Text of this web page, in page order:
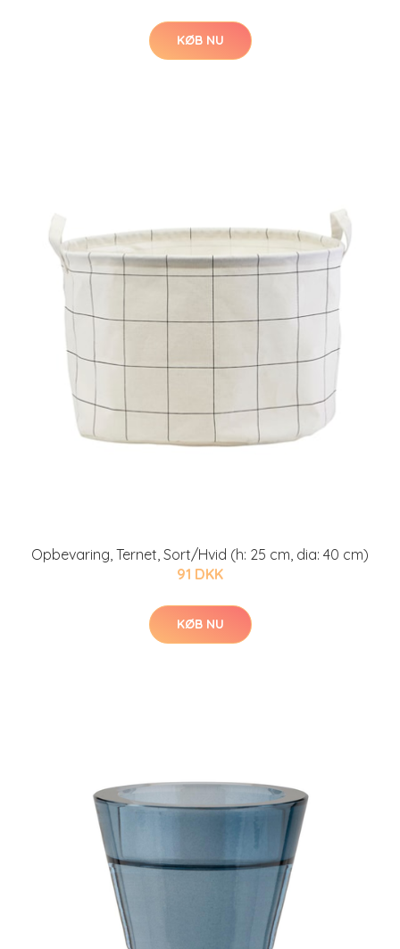
KØB NU
Opbevaring, Ternet, Sort/Hvid (h: 25 cm, dia: 40 cm)
91 DKK
KØB NU